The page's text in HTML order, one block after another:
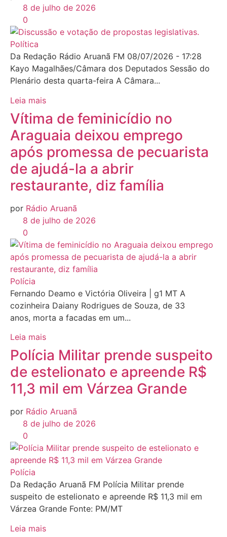
8 de julho de 2026
0
Política
Da Redação Rádio Aruanã FM 08/07/2026 - 17:28
Kayo Magalhães/Câmara dos Deputados Sessão do
Plenário desta quarta-feira A Câmara...
Leia mais
Vítima de feminicídio no
Araguaia deixou emprego
após promessa de pecuarista
de ajudá-la a abrir
restaurante, diz família
por Rádio Aruanã
8 de julho de 2026
0
Polícia
Fernando Deamo e Victória Oliveira | g1 MT A
cozinheira Daiany Rodrigues de Souza, de 33
anos, morta a facadas em um...
Leia mais
Polícia Militar prende suspeito
de estelionato e apreende R$
11,3 mil em Várzea Grande
por Rádio Aruanã
8 de julho de 2026
0
Polícia
Da Redação Aruanã FM Polícia Militar prende
suspeito de estelionato e apreende R$ 11,3 mil em
Várzea Grande Fonte: PM/MT
Leia mais